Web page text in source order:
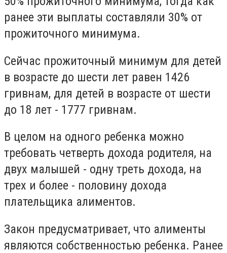
ранее эти выплаты составляли 30% от
прожиточного минимума.
Сейчас прожиточный минимум для детей
в возрасте до шести лет равен 1426
гривнам, для детей в возрасте от шести
до 18 лет - 1777 гривнам.
В целом на одного ребенка можно
требовать четверть дохода родителя, на
двух малышей - одну треть дохода, на
трех и более - половину дохода
плательщика алиментов.
Закон предусматривает, что алименты
являются собственностью ребенка. Ранее